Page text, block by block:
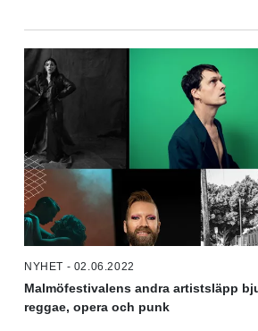
NYHET - 02.06.2022
Malmöfestivalens andra artistsläpp
reggae, opera och punk